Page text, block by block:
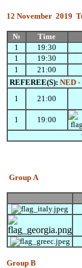
12 November 2019
№ Time
1
19:30
1
19:30
1
21:00
REFEREE(S): NED -
1
21:00
1 19:00
Group А
Group B